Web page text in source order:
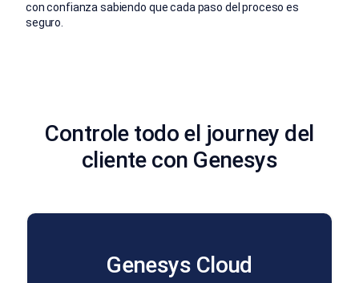
con confianza sabiendo que cada paso del proceso es
seguro.
Controle todo el journey del
cliente con Genesys
Genesys Cloud